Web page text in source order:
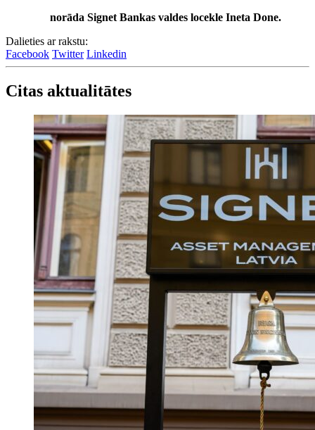
norāda Signet Bankas valdes locekle Ineta Done.
Dalieties ar rakstu:
Facebook Twitter Linkedin
Citas aktualitātes